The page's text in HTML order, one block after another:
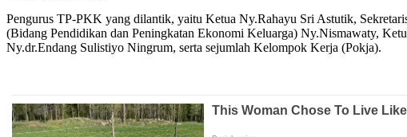
Pengurus TP-PKK yang dilantik, yaitu Ketua Ny.Rahayu Sri Astutik,
(Bidang Pendidikan dan Peningkatan Ekonomi Keluarga) Ny.Nismawaty,
Ny.dr.Endang Sulistiyo Ningrum, serta sejumlah Kelompok Kerja (Pokja).